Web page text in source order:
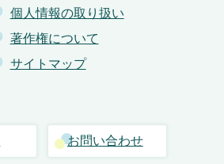
個人情報の取り扱い
著作権について
サイトマップ
お問い合わせ